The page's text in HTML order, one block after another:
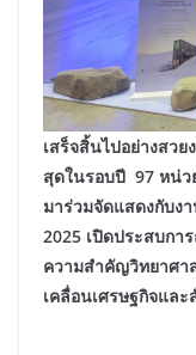
เสร็จสิ้นไปอย่างสว
สุดในรอบปี 97 หน่ว
มาร่วมจัดแสดงกับง
2025 เปิดประสบกา
ความสำคัญวิทยาศา
เคลื่อนเศรษฐกิจแล